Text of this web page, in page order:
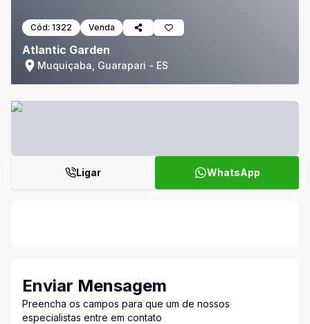
Cód: 1322 Venda
Atlantic Garden
Muquiçaba, Guarapari - ES
Ligar WhatsApp
Enviar Mensagem
Preencha os campos para que um de nossos
especialistas entre em contato